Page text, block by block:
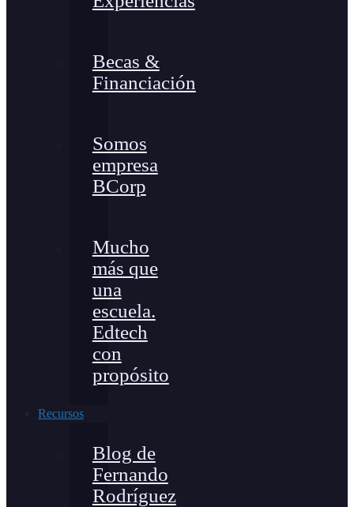
Becas &
Financiación
Somos
empresa
BCorp
Mucho
más que
una
escuela.
Edtech
con
propósito
Recursos
Blog de
Fernando
Rodríguez